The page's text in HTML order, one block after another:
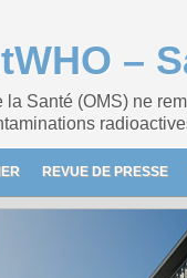
–
la Santé (OMS) ne
REVUE DE PRESSE